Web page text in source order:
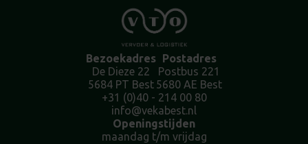
Bezoekadres
De Dieze 22
5684 PT Best
Postadres
Postbus 221
5680 AE Best
+31 (0)40 - 214 00 80
info@vekabest.nl
Openingstijden
maandag t/m vrijdag